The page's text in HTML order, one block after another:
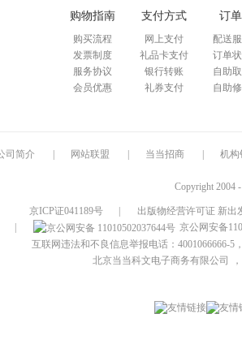
购物指南
购买流程
发票制度
服务协议
会员优惠
支付方式
网上支付
礼品卡支付
银行转账
礼券支付
订
配送
订单
自助
自助
司简介 网站联盟 当当招商 机构
Copyright 2004
京ICP证041189号
出版物经营许可证 新出
京公网安备
互联网违法和不良信息举报电话：4001066666-5
北京当当科文电子商务有限公司